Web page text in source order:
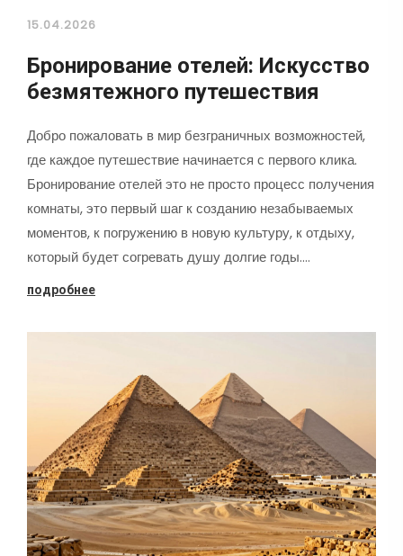
15.04.2026
Бронирование отелей: Искусство
безмятежного путешествия
Добро пожаловать в мир безграничных возможностей,
где каждое путешествие начинается с первого клика.
Бронирование отелей это не просто процесс получения
комнаты, это первый шаг к созданию незабываемых
моментов, к погружению в новую культуру, к отдыху,
который будет согревать душу долгие годы.…
подробнее